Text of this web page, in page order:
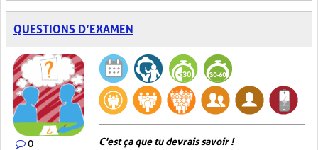
QUESTIONS D’EXAMEN
0 C'est ça que tu devrais savoir !